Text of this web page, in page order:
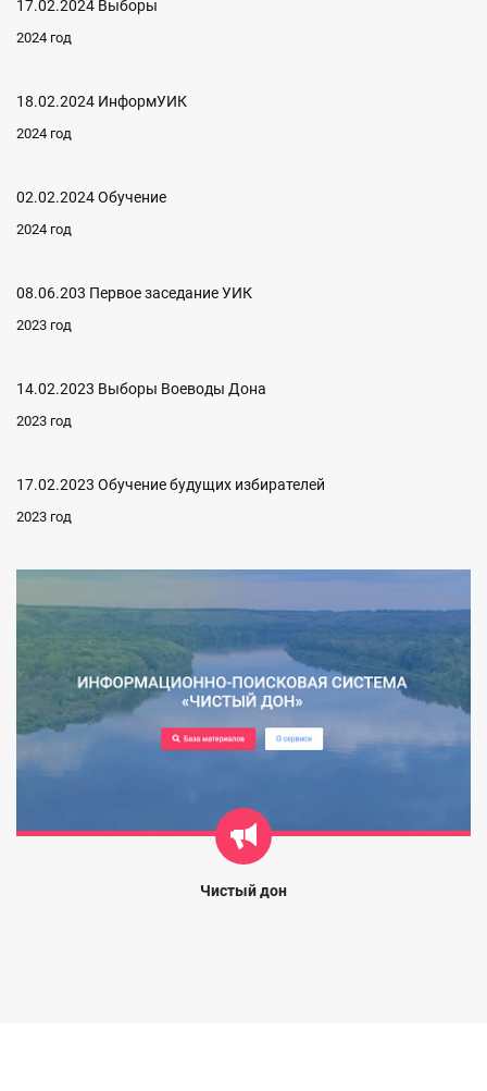
17.02.2024 Выборы
2024 год
18.02.2024 ИнформУИК
2024 год
02.02.2024 Обучение
2024 год
08.06.203 Первое заседание УИК
2023 год
14.02.2023 Выборы Воеводы Дона
2023 год
17.02.2023 Обучение будущих избирателей
2023 год
Чистый дон